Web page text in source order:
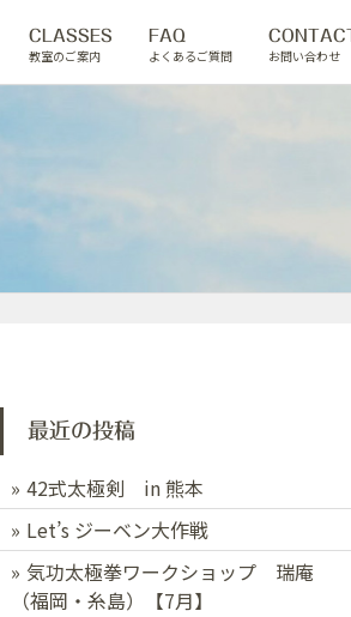
CLASSES
教室のご案内
FAQ
よくあるご質問
CONTACT
お問い合わせ
最近の投稿
42式太極剣 in 熊本
Let’s ジーベン大作戦
気功太極拳ワークショップ 瑞庵
（福岡・糸島）【7月】